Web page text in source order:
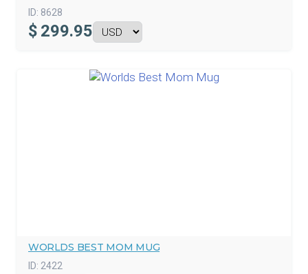
ID: 8628
$ 299.95
WORLDS BEST MOM MUG
ID: 2422